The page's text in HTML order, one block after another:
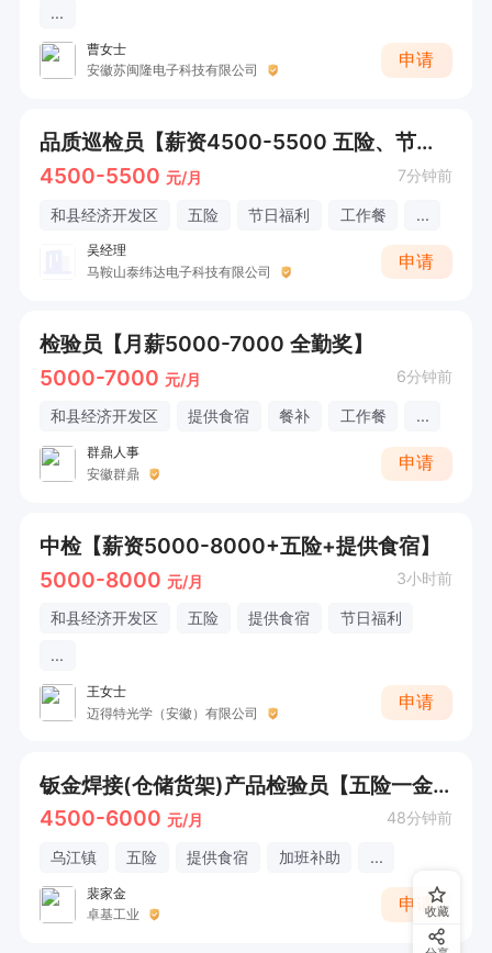
...
曹女士
安徽苏闽隆电子科技有限公司
申请
品质巡检员【薪资4500-5500 五险、节日福利】
4500-5500 元/月 7分钟前
和县经济开发区 五险 节日福利 工作餐 ...
吴经理
马鞍山泰纬达电子科技有限公司
申请
检验员【月薪5000-7000 全勤奖】
5000-7000 元/月 6分钟前
和县经济开发区 提供食宿 餐补 工作餐 ...
群鼎人事
安徽群鼎
申请
中检【薪资5000-8000+五险+提供食宿】
5000-8000 元/月 3小时前
和县经济开发区 五险 提供食宿
节日福利
...
王女士
迈得特光学（安徽）有限公司
申请
钣金焊接(仓储货架)产品检验员【五险一金+年终奖+工作餐+白班】
4500-6000 元/月 48分钟前
乌江镇 五险 提供食宿 加班补助 ...
裴家金
卓基工业
申请收藏